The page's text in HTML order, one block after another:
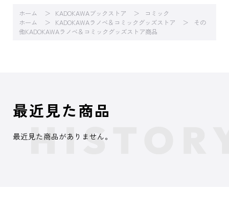
ホーム KADOKAWAブックストア
コミック
ホーム
KADOKAWAラノベ＆コミックグッズストア
その
他KADOKAWAラノベ＆コミックグッズストア商品
最近見た商品
最近見た商品がありません。